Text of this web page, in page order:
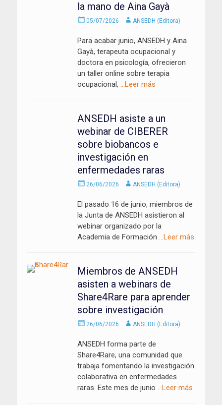
la mano de Aina Gayà
Enviado
05/07/2026 AutorANSEDH (Editora)
Para acabar junio, ANSEDH y Aina
Gayà, terapeuta ocupacional y
doctora en psicología, ofrecieron
un taller online sobre terapia
ocupacional, …Leer más
ANSEDH asiste a un
webinar de CIBERER
sobre biobancos e
investigación en
enfermedades raras
Enviado
26/06/2026 AutorANSEDH (Editora)
El pasado 16 de junio, miembros de
la Junta de ANSEDH asistieron al
webinar organizado por la
Academia de Formación …Leer más
Miembros de ANSEDH
asisten a webinars de
Share4Rare para aprender
sobre investigación
Enviado
26/06/2026 AutorANSEDH (Editora)
ANSEDH forma parte de
Share4Rare, una comunidad que
trabaja fomentando la investigación
colaborativa en enfermedades
raras. Este mes de junio …Leer más